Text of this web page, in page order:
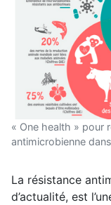
« One health » pour
antimicrobienne
La résistance
d’actualité, est